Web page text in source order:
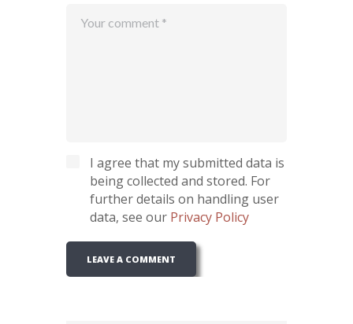
I agree that my submitted data is
being collected and stored. For
further details on handling user
data, see our Privacy Policy